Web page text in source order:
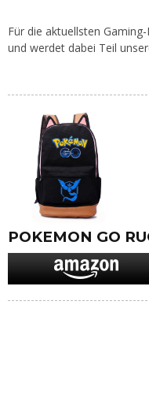
Für die aktuellsten
und werdet dabei Teil
POKEMON GO